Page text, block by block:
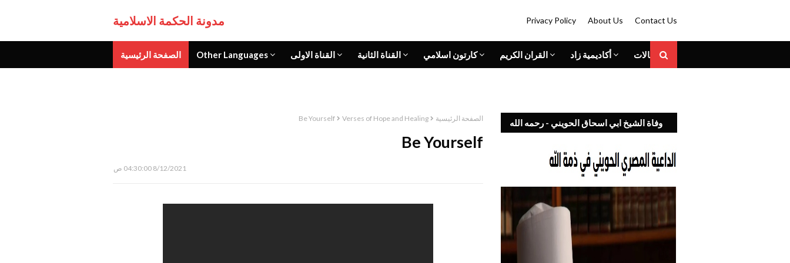
مدونة الحكمة الاسلامية Privacy Policy About Us Contact Us
الصفحة الرئيسية Other Languages القناة الاولى القناة الثانية كارتون اسلامي القران الكريم أكاديمية زاد المقالات
الصفحة الرئيسية Verses of Hope and Healing
Be Yourself
Be Yourself
8/12/2021 04:30:00 ص
وفاة الشيخ ابي اسحاق الحويني - رحمه الله